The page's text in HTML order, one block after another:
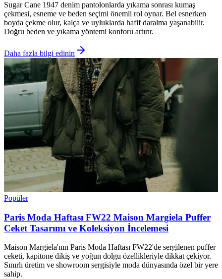
Sugar Cane 1947 denim pantolonlarda yıkama sonrası kumaş
çekmesi, esneme ve beden seçimi önemli rol oynar. Bel esnerken
boyda çekme olur, kalça ve uyluklarda hafif daralma yaşanabilir.
Doğru beden ve yıkama yöntemi konforu artırır.
Daha fazla bilgi edinin
Popüler
Paris Moda Haftası FW22 Maison Margiela Puffer
Ceket Tasarımı ve Koleksiyon İncelemesi
Maison Margiela'nın Paris Moda Haftası FW22'de sergilenen puffer
ceketi, kapitone dikiş ve yoğun dolgu özellikleriyle dikkat çekiyor.
Sınırlı üretim ve showroom sergisiyle moda dünyasında özel bir yere
sahip.